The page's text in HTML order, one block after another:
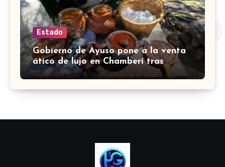
Estado
Gobierno de Ayuso pone a la venta
ático de lujo en Chamberí tras
comprarlo por 6,3 millones de euros